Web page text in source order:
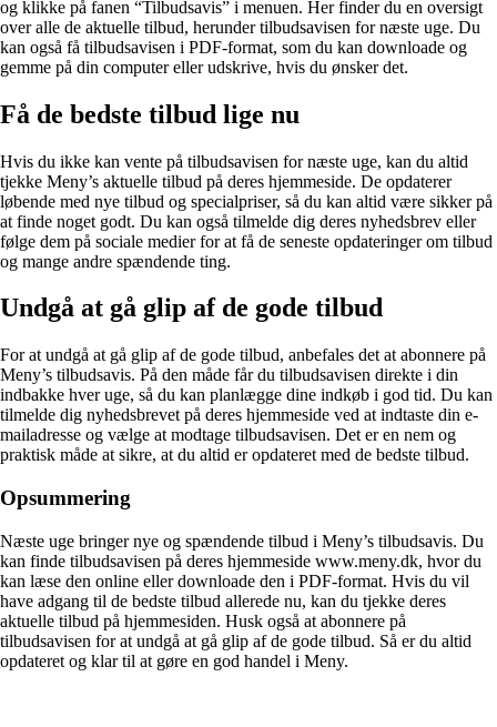
og klikke på fanen “Tilbudsavis” i menuen. Her finder du en oversigt
over alle de aktuelle tilbud, herunder tilbudsavisen for næste uge. Du
kan også få tilbudsavisen i PDF-format, som du kan downloade og
gemme på din computer eller udskrive, hvis du ønsker det.
Få de bedste tilbud lige nu
Hvis du ikke kan vente på tilbudsavisen for næste uge, kan du altid
tjekke Meny’s aktuelle tilbud på deres hjemmeside. De opdaterer
løbende med nye tilbud og specialpriser, så du kan altid være sikker på
at finde noget godt. Du kan også tilmelde dig deres nyhedsbrev eller
følge dem på sociale medier for at få de seneste opdateringer om tilbud
og mange andre spændende ting.
Undgå at gå glip af de gode tilbud
For at undgå at gå glip af de gode tilbud, anbefales det at abonnere på
Meny’s tilbudsavis. På den måde får du tilbudsavisen direkte i din
indbakke hver uge, så du kan planlægge dine indkøb i god tid. Du kan
tilmelde dig nyhedsbrevet på deres hjemmeside ved at indtaste din e-
mailadresse og vælge at modtage tilbudsavisen. Det er en nem og
praktisk måde at sikre, at du altid er opdateret med de bedste tilbud.
Opsummering
Næste uge bringer nye og spændende tilbud i Meny’s tilbudsavis. Du
kan finde tilbudsavisen på deres hjemmeside www.meny.dk, hvor du
kan læse den online eller downloade den i PDF-format. Hvis du vil
have adgang til de bedste tilbud allerede nu, kan du tjekke deres
aktuelle tilbud på hjemmesiden. Husk også at abonnere på
tilbudsavisen for at undgå at gå glip af de gode tilbud. Så er du altid
opdateret og klar til at gøre en god handel i Meny.